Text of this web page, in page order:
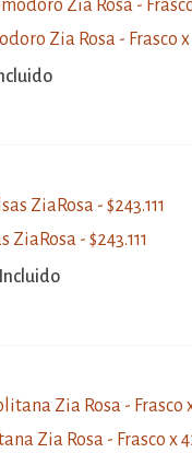
Zia Rosa - Frasco
ZiaRosa - $243.111
Zia Rosa - Frasco x